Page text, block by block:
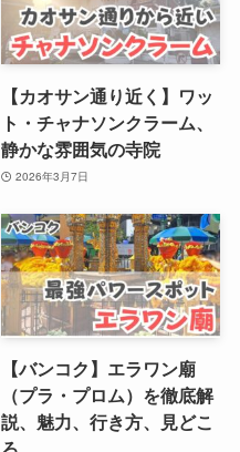
【カオサン通り近く】ワッ
ト・チャナソンクラーム、
静かな雰囲気の寺院
2026年3月7日
【バンコク】エラワン廟
（プラ・プロム）を徹底解
説、魅力、行き方、見どこ